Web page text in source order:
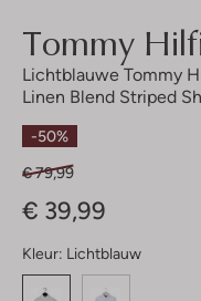
Tommy
Lichtblauwe Tommy
Linen Blend Striped
-50%
€ 79,99
€ 39,99
Kleur: Lichtblauw